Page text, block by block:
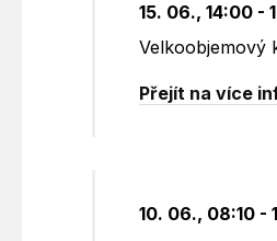
15. 06., 14:00 -
Velkoobjemový
Přejít na více
10. 06., 08:10 -